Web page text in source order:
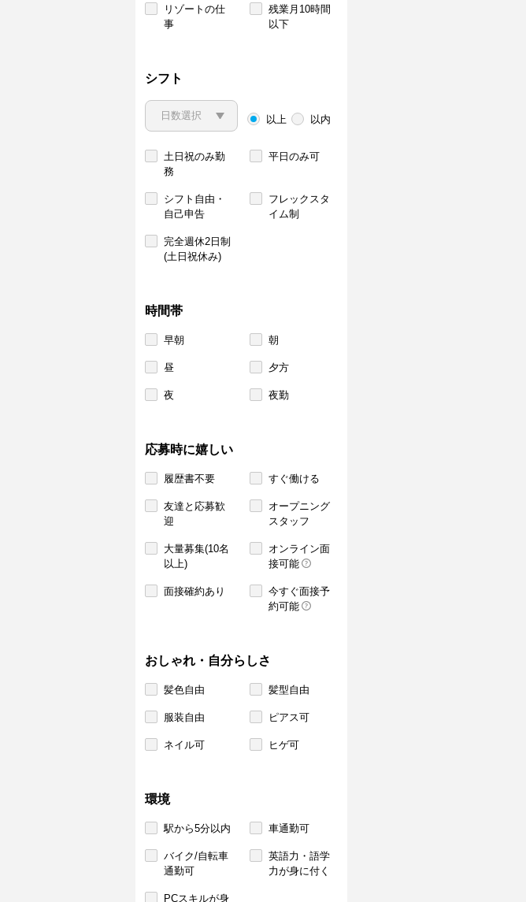
リゾートの仕
事
残業月10時間
以下
シフト
以上 以内
土日祝のみ勤
務
平日のみ可
シフト自由・
自己申告
フレックスタ
イム制
完全週休2日制
(土日祝休み)
時間帯
早朝 朝
昼 夕方
夜 夜勤
応募時に嬉しい
履歴書不要 すぐ働ける
友達と応募歓
迎
オープニング
スタッフ
大量募集(10名
以上)
オンライン面
接可能
面接確約あり
今すぐ面接予
約可能
おしゃれ・自分らしさ
髪色自由 髪型自由
服装自由 ピアス可
ネイル可 ヒゲ可
環境
駅から5分以内 車通勤可
バイク/自転車
通勤可
英語力・語学
力が身に付く
PCスキルが身